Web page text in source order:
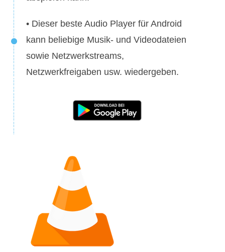
• Dieser beste Audio Player für Android
kann beliebige Musik- und Videodateien
sowie Netzwerkstreams,
Netzwerkfreigaben usw. wiedergeben.